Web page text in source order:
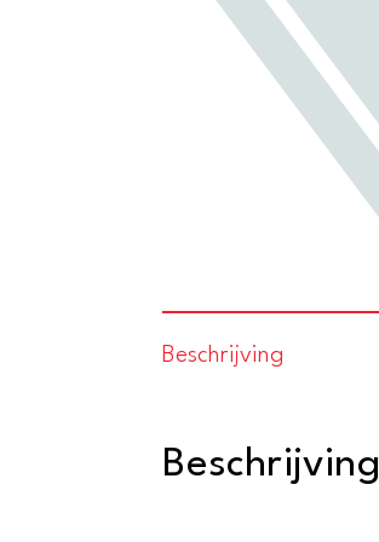
Beschrijving
Beschrijving